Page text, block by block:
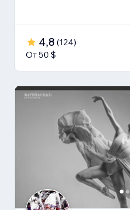
4,8 (124)
От 50 $